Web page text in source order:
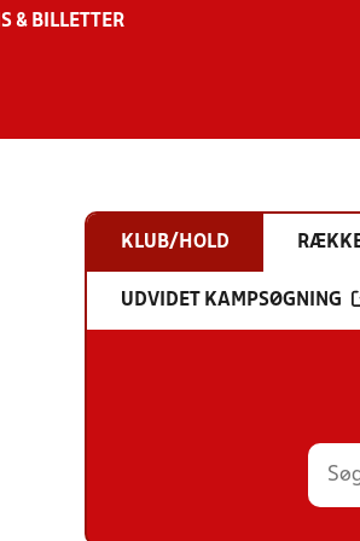
& BILLETTER
KLUB/HOLD
UDVIDET KAMPSØGNING